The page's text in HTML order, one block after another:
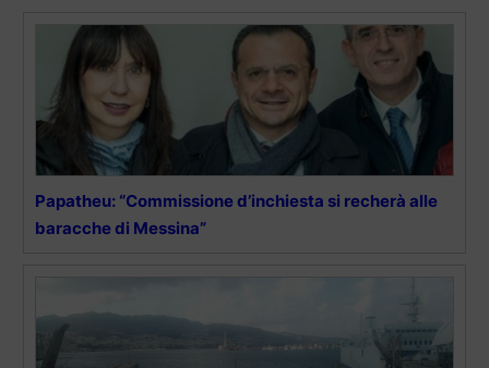
Papatheu: “Commissione d’inchiesta si recherà alle
baracche di Messina”